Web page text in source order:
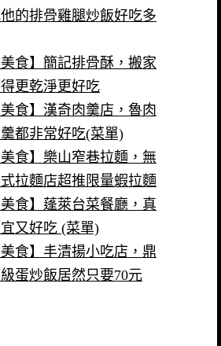
的排骨雞腿炒飯好吃多
美食】簡記排骨酥，搬家
更乾淨更好吃
美食】漢奇肉羹店，魯肉
都非常好吃(菜單)
美食】樂山窄巷拉麵，無
拉麵店超推限量蝦拉麵
美食】蓬萊台菜餐廳，真
又好吃 (菜單)
美食】丰清揚小吃店，鼎
蛋炒飯居然只要70元